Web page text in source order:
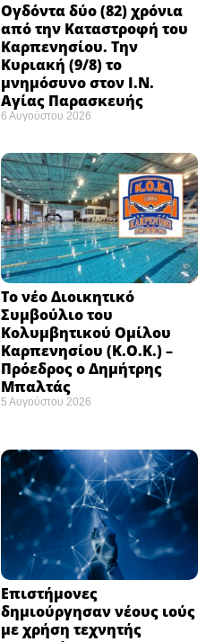
Ογδόντα δύο (82) χρόνια
από την Καταστροφή του
Καρπενησίου. Την
Κυριακή (9/8) το
μνημόσυνο στον Ι.Ν.
Αγίας Παρασκευής
6 Αυγούστου 2026
Το νέο Διοικητικό
Συμβούλιο του
Κολυμβητικού Ομίλου
Καρπενησίου (Κ.Ο.Κ.) –
Πρόεδρος ο Δημήτρης
Μπαλτάς
5 Αυγούστου 2026
Επιστήμονες
δημιούργησαν νέους ιούς
με χρήση τεχνητής